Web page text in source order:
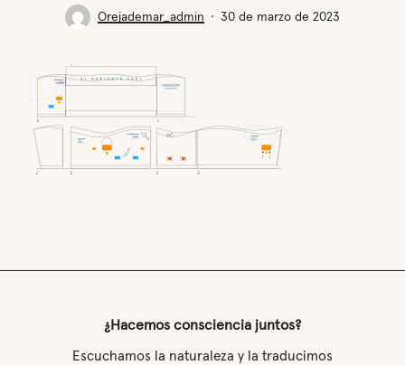
Orejademar_admin 30 de marzo de 2023
¿Hacemos consciencia juntos?
Escuchamos la naturaleza y la traducimos